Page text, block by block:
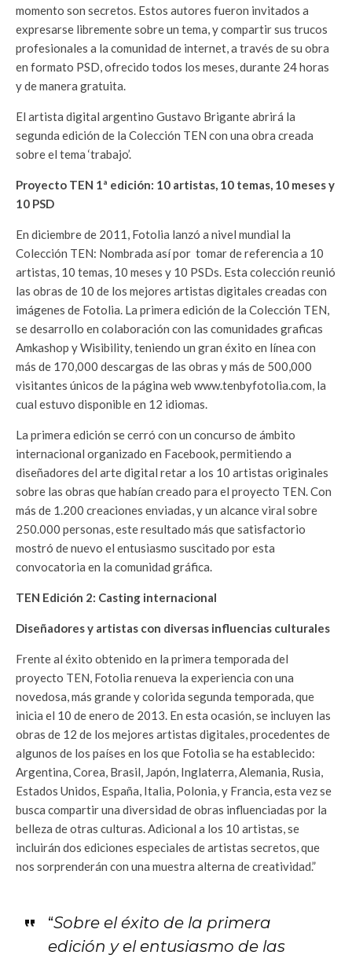
momento son secretos. Estos autores fueron invitados a
expresarse libremente sobre un tema, y compartir sus trucos
profesionales a la comunidad de internet, a través de su obra
en formato PSD, ofrecido todos los meses, durante 24 horas
y de manera gratuita.
El artista digital argentino Gustavo Brigante abrirá la
segunda edición de la Colección TEN con una obra creada
sobre el tema ‘trabajo’.
Proyecto TEN 1ª edición: 10 artistas, 10 temas, 10 meses y
10 PSD
En diciembre de 2011, Fotolia lanzó a nivel mundial la
Colección TEN: Nombrada así por tomar de referencia a 10
artistas, 10 temas, 10 meses y 10 PSDs. Esta colección reunió
las obras de 10 de los mejores artistas digitales creadas con
imágenes de Fotolia. La primera edición de la Colección TEN,
se desarrollo en colaboración con las comunidades graficas
Amkashop y Wisibility, teniendo un gran éxito en línea con
más de 170,000 descargas de las obras y más de 500,000
visitantes únicos de la página web www.tenbyfotolia.com, la
cual estuvo disponible en 12 idiomas.
La primera edición se cerró con un concurso de ámbito
internacional organizado en Facebook, permitiendo a
diseñadores del arte digital retar a los 10 artistas originales
sobre las obras que habían creado para el proyecto TEN. Con
más de 1.200 creaciones enviadas, y un alcance viral sobre
250.000 personas, este resultado más que satisfactorio
mostró de nuevo el entusiasmo suscitado por esta
convocatoria en la comunidad gráfica.
TEN Edición 2: Casting internacional
Diseñadores y artistas con diversas influencias culturales
Frente al éxito obtenido en la primera temporada del
proyecto TEN, Fotolia renueva la experiencia con una
novedosa, más grande y colorida segunda temporada, que
inicia el 10 de enero de 2013. En esta ocasión, se incluyen las
obras de 12 de los mejores artistas digitales, procedentes de
algunos de los países en los que Fotolia se ha establecido:
Argentina, Corea, Brasil, Japón, Inglaterra, Alemania, Rusia,
Estados Unidos, España, Italia, Polonia, y Francia, esta vez se
busca compartir una diversidad de obras influenciadas por la
belleza de otras culturas. Adicional a los 10 artistas, se
incluirán dos ediciones especiales de artistas secretos, que
nos sorprenderán con una muestra alterna de creatividad.”
“Sobre el éxito de la primera
edición y el entusiasmo de las